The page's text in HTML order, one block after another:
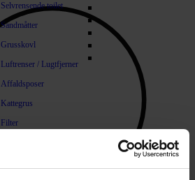
Selvrensende toilet
Sandmåtter
Grusskovl
Luftrenser / Lugtfjerner
Affaldsposer
Kattegrus
Filter
Børster